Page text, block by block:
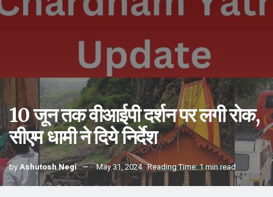
10 जून तक वीआईपी दर्शन पर लगी रोक,
सीएम धामी ने दिये निर्देश
byAshutosh Negi May 31, 2024 Reading Time: 1 min read